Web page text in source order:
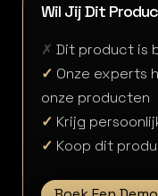
Wil Jij Dit
✗ Dit product is
✓ Onze experts
onze producten
✓ Krijg
✓ Koop dit